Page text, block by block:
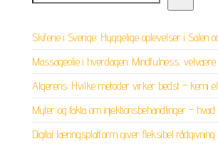
Skiferie i Sverige: Hyggelige oplevelser i Sälen
Massageolie i hverdagen: Mindfulness, velvære
Algerens: Hvilke metoder virker bedst – kemi
Myter og fakta om injektionsbehandlinger –
Digital læringsplatform giver fleksibel rådgivning